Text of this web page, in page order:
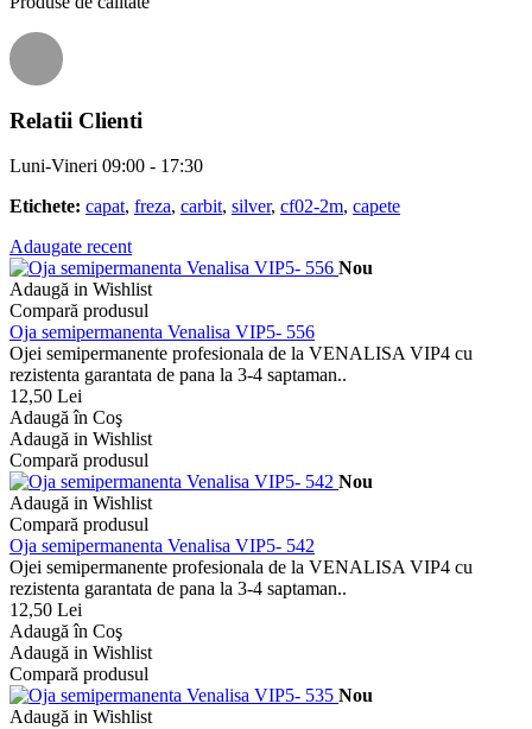
Relatii Clienti
Luni-Vineri 09:00 - 17:30
Etichete: capat, freza, carbit, silver, cf02-2m, capete
Adaugate recent
Nou
Adaugă in Wishlist
Compară produsul
Oja semipermanenta Venalisa VIP5- 556
Ojei semipermanente profesionala de la VENALISA VIP4 cu
rezistenta garantata de pana la 3-4 saptaman..
12,50 Lei
Adaugă în Coş
Adaugă in Wishlist
Compară produsul
Nou
Adaugă in Wishlist
Compară produsul
Oja semipermanenta Venalisa VIP5- 542
Ojei semipermanente profesionala de la VENALISA VIP4 cu
rezistenta garantata de pana la 3-4 saptaman..
12,50 Lei
Adaugă în Coş
Adaugă in Wishlist
Compară produsul
Nou
Adaugă in Wishlist